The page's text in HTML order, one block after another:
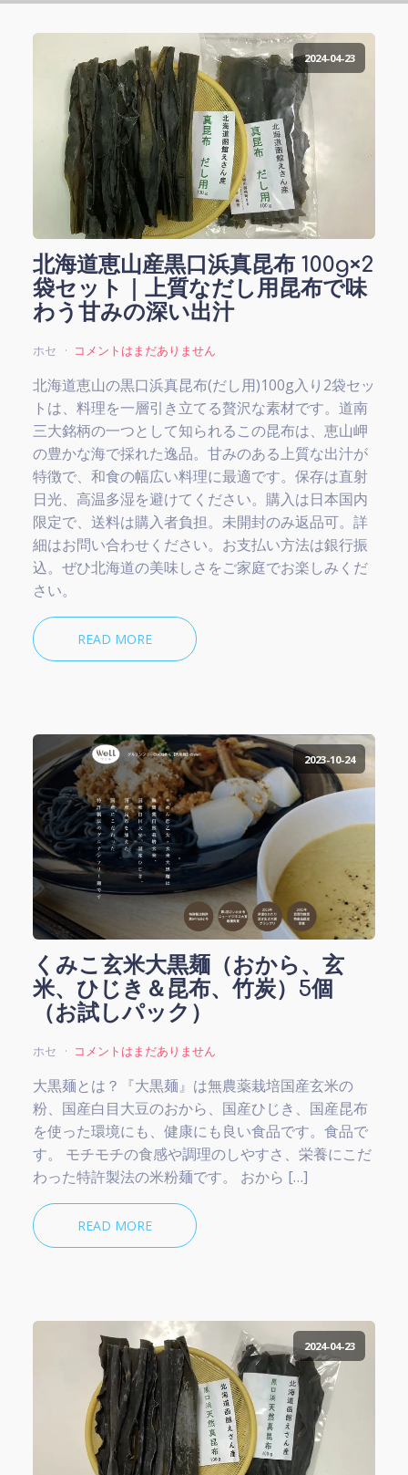
2024-04-23
北海道恵山産黒口浜真昆布 100g×2
袋セット｜上質なだし用昆布で味
わう甘みの深い出汁
ホセ コメントはまだありません
北海道恵山の黒口浜真昆布(だし用)100g入り2袋セッ
トは、料理を一層引き立てる贅沢な素材です。道南
三大銘柄の一つとして知られるこの昆布は、恵山岬
の豊かな海で採れた逸品。甘みのある上質な出汁が
特徴で、和食の幅広い料理に最適です。保存は直射
日光、高温多湿を避けてください。購入は日本国内
限定で、送料は購入者負担。未開封のみ返品可。詳
細はお問い合わせください。お支払い方法は銀行振
込。ぜひ北海道の美味しさをご家庭でお楽しみくだ
さい。
READ MORE
2023-10-24
くみこ玄米大黒麺（おから、玄
米、ひじき＆昆布、竹炭）5個
（お試しパック）
ホセ コメントはまだありません
大黒麺とは？『大黒麺』は無農薬栽培国産玄米の
粉、国産白目大豆のおから、国産ひじき、国産昆布
を使った環境にも、健康にも良い食品です。食品で
す。 モチモチの食感や調理のしやすさ、栄養にこだ
わった特許製法の米粉麺です。 おから […]
READ MORE
2024-04-23